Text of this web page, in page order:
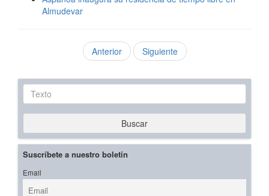
Almudevar
Anterior Siguiente
Texto
Buscar
Suscríbete a nuestro boletín
Email